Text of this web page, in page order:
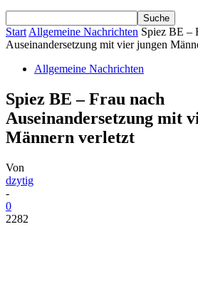
Start Allgemeine Nachrichten Spiez BE –
Auseinandersetzung mit vier jungen
Allgemeine Nachrichten
Spiez BE – Frau nach
Auseinandersetzung mit
Männern verletzt
Von
dzytig
-
0
2282